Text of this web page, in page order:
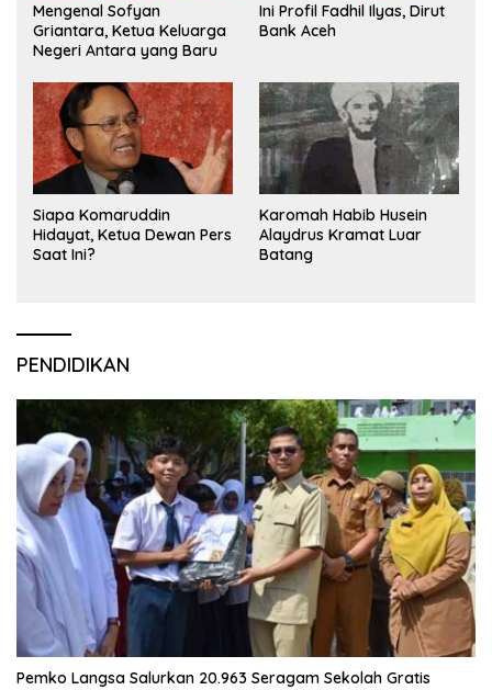
Mengenal Sofyan
Griantara, Ketua Keluarga
Negeri Antara yang Baru
Ini Profil Fadhil Ilyas, Dirut
Bank Aceh
Siapa Komaruddin
Hidayat, Ketua Dewan Pers
Saat Ini?
Karomah Habib Husein
Alaydrus Kramat Luar
Batang
PENDIDIKAN
Pemko Langsa Salurkan 20.963 Seragam Sekolah Gratis